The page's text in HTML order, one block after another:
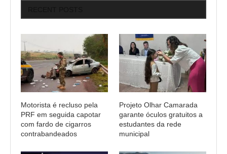
Motorista é recluso pela
PRF em seguida capotar
com fardo de cigarros
contrabandeados
Projeto Olhar Camarada
garante óculos gratuitos a
estudantes da rede
municipal